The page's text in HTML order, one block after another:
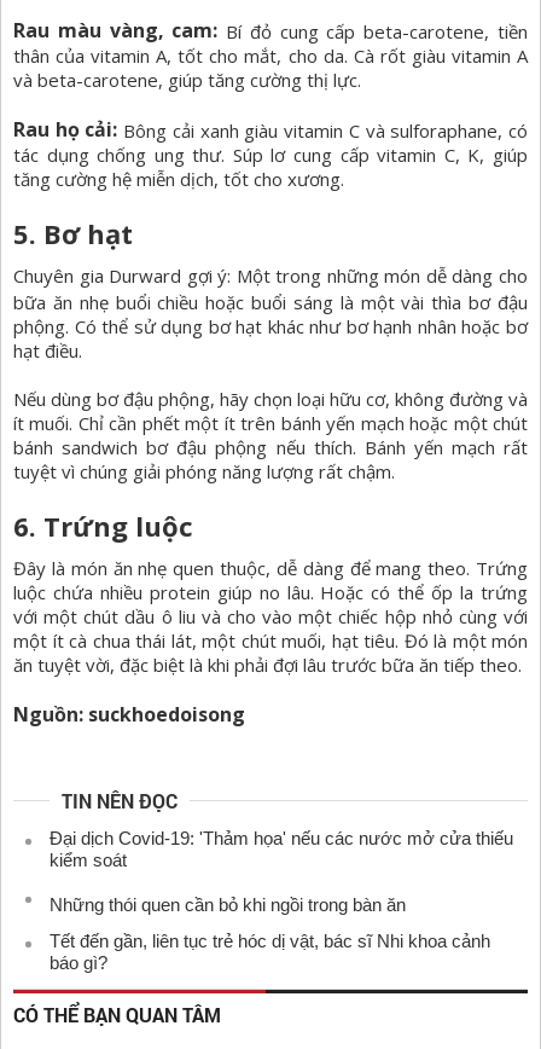
Rau màu vàng, cam: Bí đỏ cung cấp beta-carotene, tiền
thân của vitamin A, tốt cho mắt, cho da. Cà rốt giàu vitamin A
và beta-carotene, giúp tăng cường thị lực.
Rau họ cải: Bông cải xanh giàu vitamin C và sulforaphane, có
tác dụng chống ung thư. Súp lơ cung cấp vitamin C, K, giúp
tăng cường hệ miễn dịch, tốt cho xương.
5. Bơ hạt
Chuyên gia Durward gợi ý: Một trong những món dễ dàng cho
bữa ăn nhẹ buổi chiều hoặc buổi sáng là một vài thìa bơ đậu
phộng. Có thể sử dụng bơ hạt khác như bơ hạnh nhân hoặc bơ
hạt điều.
Nếu dùng bơ đậu phộng, hãy chọn loại hữu cơ, không đường và
ít muối. Chỉ cần phết một ít trên bánh yến mạch hoặc một chút
bánh sandwich bơ đậu phộng nếu thích. Bánh yến mạch rất
tuyệt vì chúng giải phóng năng lượng rất chậm.
6. Trứng luộc
Đây là món ăn nhẹ quen thuộc, dễ dàng để mang theo. Trứng
luộc chứa nhiều protein giúp no lâu. Hoặc có thể ốp la trứng
với một chút dầu ô liu và cho vào một chiếc hộp nhỏ cùng với
một ít cà chua thái lát, một chút muối, hạt tiêu. Đó là một món
ăn tuyệt vời, đặc biệt là khi phải đợi lâu trước bữa ăn tiếp theo.
Nguồn: suckhoedoisong
TIN NÊN ĐỌC
Đại dịch Covid-19: 'Thảm họa' nếu các nước mở cửa thiếu
kiểm soát
Những thói quen cần bỏ khi ngồi trong bàn ăn
Tết đến gần, liên tục trẻ hóc dị vật, bác sĩ Nhi khoa cảnh
báo gì?
CÓ THỂ BẠN QUAN TÂM